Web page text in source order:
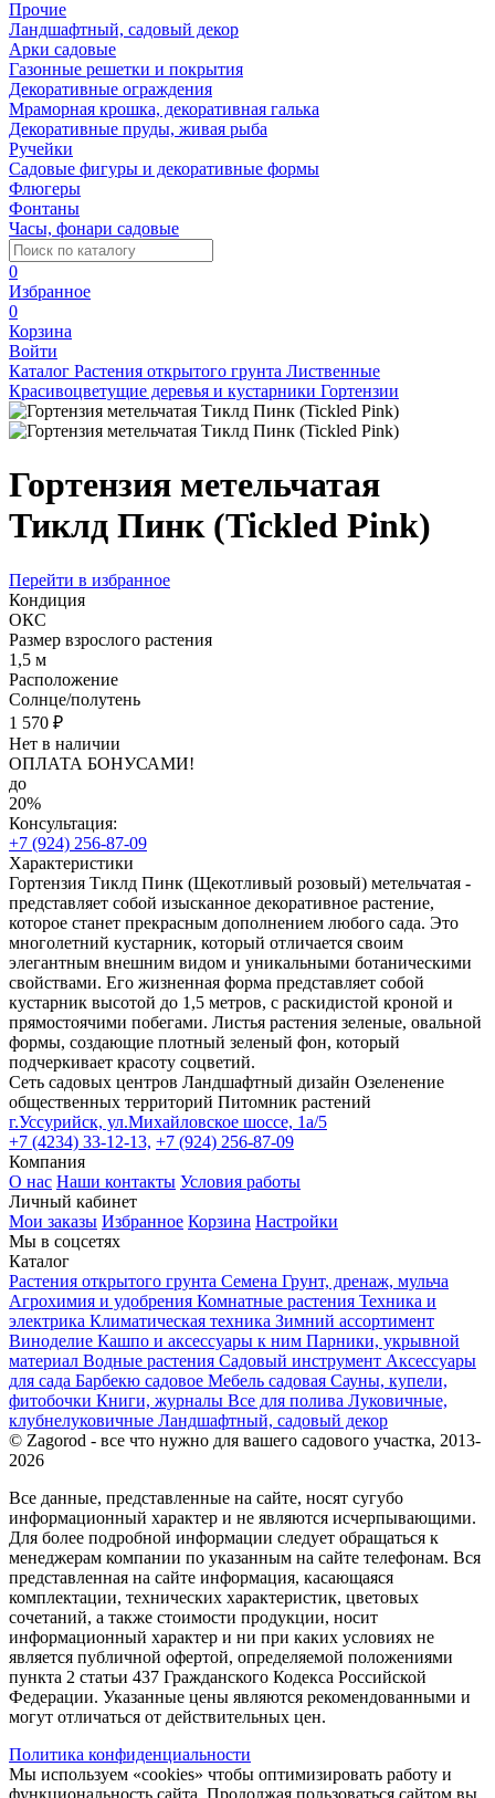
Прочие
Ландшафтный, садовый декор
Арки садовые
Газонные решетки и покрытия
Декоративные ограждения
Мраморная крошка, декоративная галька
Декоративные пруды, живая рыба
Ручейки
Садовые фигуры и декоративные формы
Флюгеры
Фонтаны
Часы, фонари садовые
0
Избранное
0
Корзина
Войти
Каталог Растения открытого грунта Лиственные
Красивоцветущие деревья и кустарники Гортензии
Гортензия метельчатая
Тиклд Пинк (Tickled Pink)
Перейти в избранное
Кондиция
ОКС
Размер взрослого растения
1,5 м
Расположение
Солнце/полутень
1 570 ₽
Нет в наличии
ОПЛАТА БОНУСАМИ!
до
20%
Консультация:
+7 (924) 256-87-09
Характеристики
Гортензия Тиклд Пинк (Щекотливый розовый) метельчатая -
представляет собой изысканное декоративное растение,
которое станет прекрасным дополнением любого сада. Это
многолетний кустарник, который отличается своим
элегантным внешним видом и уникальными ботаническими
свойствами. Его жизненная форма представляет собой
кустарник высотой до 1,5 метров, с раскидистой кроной и
прямостоячими побегами. Листья растения зеленые, овальной
формы, создающие плотный зеленый фон, который
подчеркивает красоту соцветий.
Сеть садовых центров Ландшафтный дизайн Озеленение
общественных территорий Питомник растений
г.Уссурийск, ул.Михайловское шоссе, 1а/5
+7 (4234) 33-12-13, +7 (924) 256-87-09
Компания
О нас Наши контакты Условия работы
Личный кабинет
Мои заказы Избранное Корзина Настройки
Мы в соцсетях
Каталог
Растения открытого грунта Семена Грунт, дренаж, мульча
Агрохимия и удобрения Комнатные растения Техника и
электрика Климатическая техника Зимний ассортимент
Виноделие Кашпо и аксессуары к ним Парники, укрывной
материал Водные растения Садовый инструмент Аксессуары
для сада Барбекю садовое Мебель садовая Сауны, купели,
фитобочки Книги, журналы Все для полива Луковичные,
клубнелуковичные Ландшафтный, садовый декор
© Zagorod - все что нужно для вашего садового участка, 2013-
2026
Все данные, представленные на сайте, носят сугубо
информационный характер и не являются исчерпывающими.
Для более подробной информации следует обращаться к
менеджерам компании по указанным на сайте телефонам. Вся
представленная на сайте информация, касающаяся
комплектации, технических характеристик, цветовых
сочетаний, а также стоимости продукции, носит
информационный характер и ни при каких условиях не
является публичной офертой, определяемой положениями
пункта 2 статьи 437 Гражданского Кодекса Российской
Федерации. Указанные цены являются рекомендованными и
могут отличаться от действительных цен.
Политика конфиденциальности
Мы используем «cookies» чтобы оптимизировать работу и
функциональность сайта. Продолжая пользоваться сайтом вы